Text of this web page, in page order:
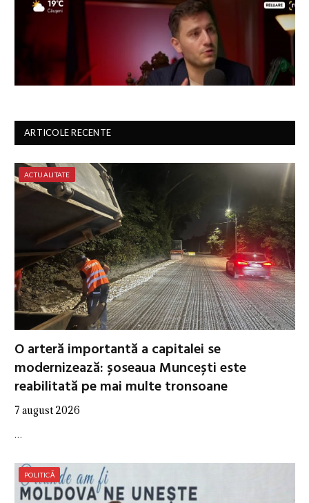
ARTICOLE RECENTE
ACTUALITATE
O arteră importantă a capitalei se
modernizează: șoseaua Muncești este
reabilitată pe mai multe tronsoane
7 august 2026
…
POLITICĂ